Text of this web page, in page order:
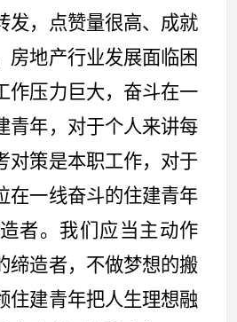
发，点赞量很高、成就
房地产行业发展面临困
作压力巨大，奋斗在一
青年，对于个人来讲每
对策是本职工作，对于
在一线奋斗的住建青年
者。我们应当主动作
缔造者，不做梦想的搬
住建青年把人生理想融